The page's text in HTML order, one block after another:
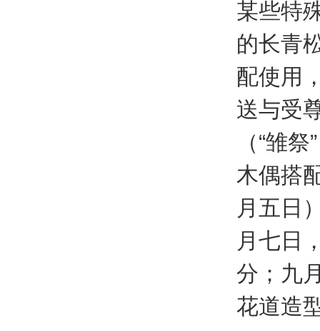
某些特
的长青
配使用
送与受
（“雏
木偶搭
月五日
月七日
分；九
花道造